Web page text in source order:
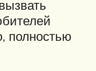
полностью